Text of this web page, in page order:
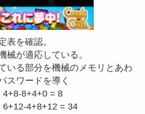
表を確認。
械が適応している。
いる部分を機械のメモリとあわ
スワードを導く
4+8-8+4+0 = 8
6+12-4+8+12 = 34